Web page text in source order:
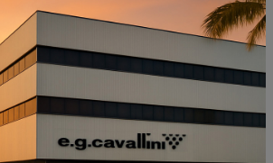
STILE
TIPOLOGIA
I PIÙ VISTI A :